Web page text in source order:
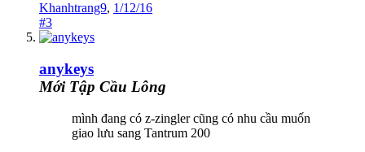
Khanhtrang9, 1/12/16
#3
anykeys
Mới Tập Cầu Lông
mình đang có z-zingler cũng có nhu cầu muốn
giao lưu sang Tantrum 200